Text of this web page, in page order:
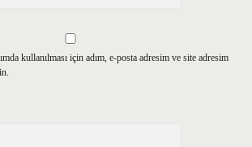
kullanılması için adım, e-posta adresim ve site adresim